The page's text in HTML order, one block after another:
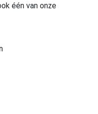
één van onze